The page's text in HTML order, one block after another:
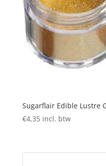
Sugarflair Edible Lustre
€4,35 incl. btw